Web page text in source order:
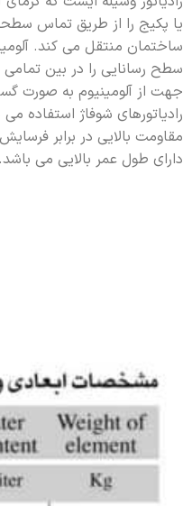
یا پکیج را از طریق تماس
ساختمان منتقل می کند.
سطح رسانایی را در بین
جهت از آلومینیوم به صورت
رادیاتورهای شوفاژ استفاده
مقاومت بالایی در برابر
دارای طول عمر بالایی می باشد.